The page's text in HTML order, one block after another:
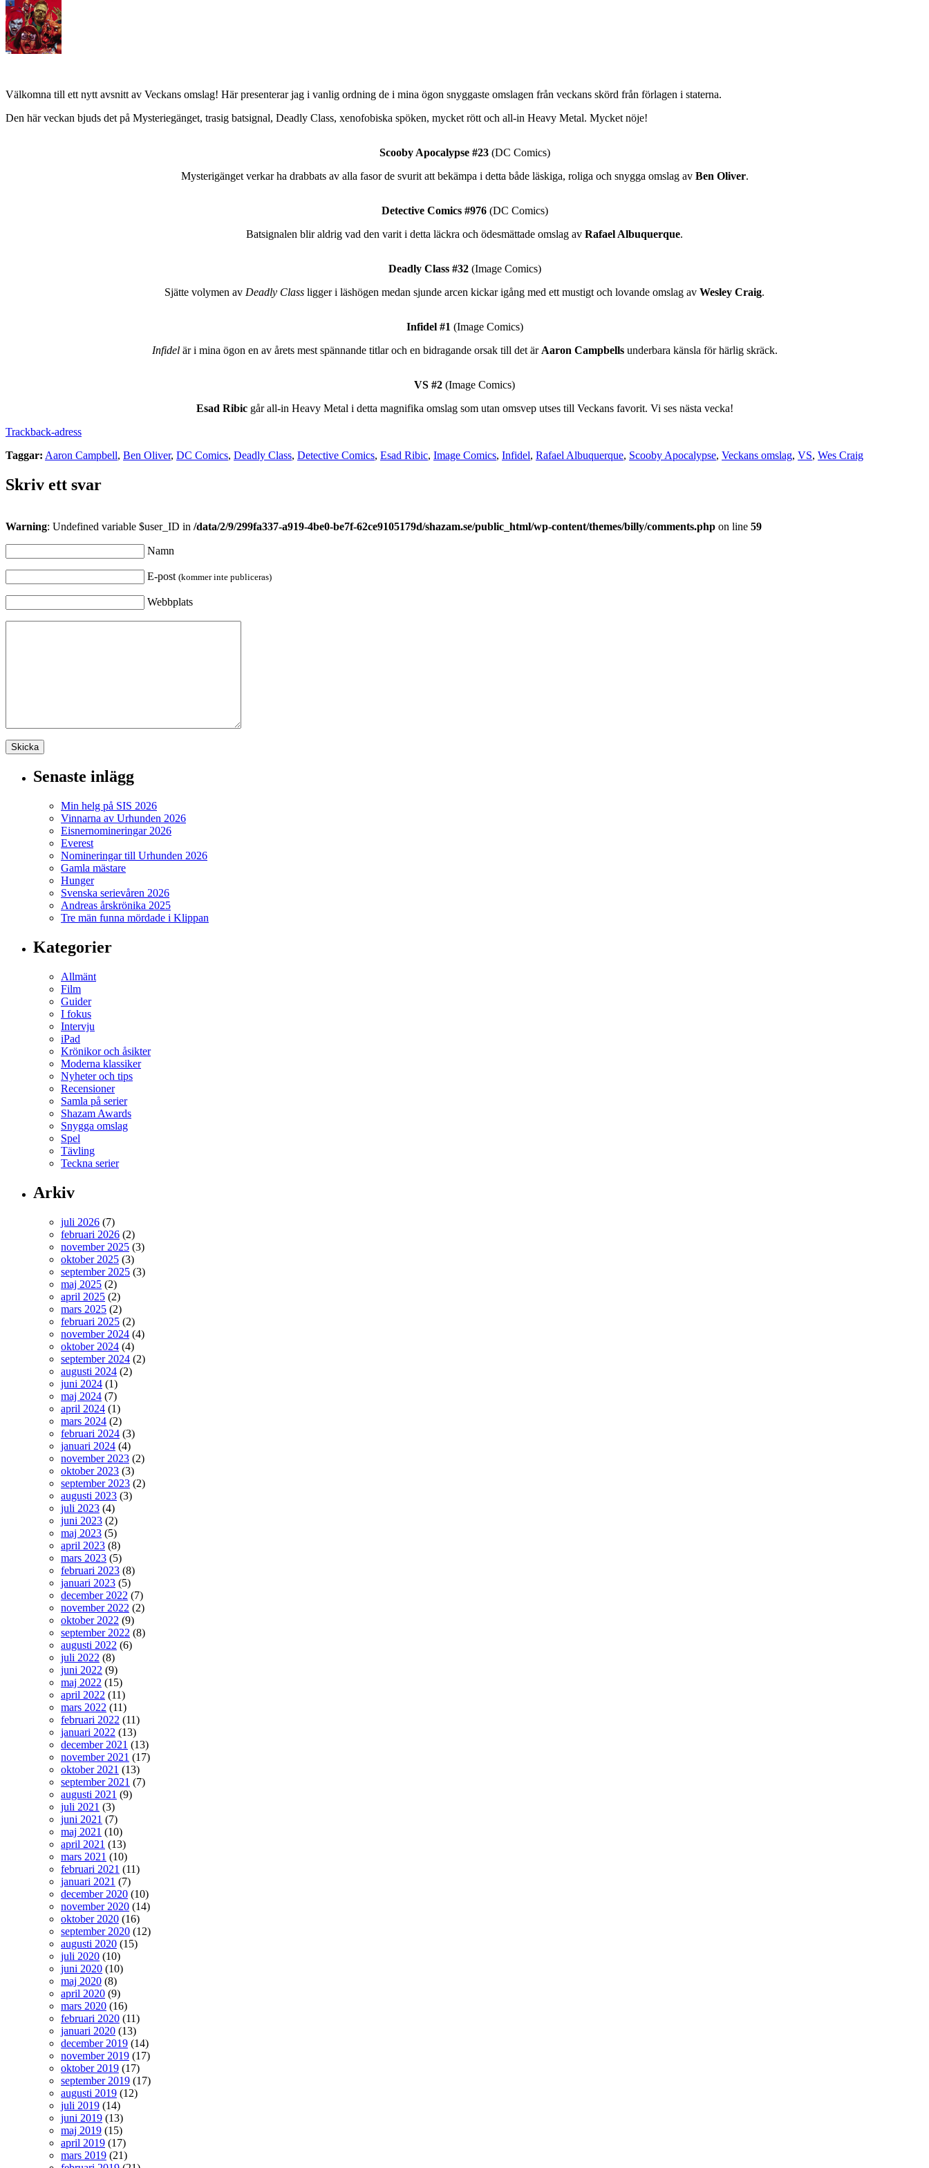
Välkomna till ett nytt avsnitt av Veckans omslag! Här presenterar jag i vanlig ordning de i mina ögon snyggaste omslagen från veckans skörd från förlagen i staterna.
Den här veckan bjuds det på Mysteriegänget, trasig batsignal, Deadly Class, xenofobiska spöken, mycket rött och all-in Heavy Metal. Mycket nöje!
Scooby Apocalypse #23(DC Comics)
Mysterigänget verkar ha drabbats av alla fasor de svurit att bekämpa i detta både läskiga, roliga och snygga omslag av Ben Oliver.
Detective Comics #976(DC Comics)
Batsignalen blir aldrig vad den varit i detta läckra och ödesmättade omslag av Rafael Albuquerque.
Deadly Class #32(Image Comics)
Sjätte volymen av Deadly Class ligger i läshögen medan sjunde arcen kickar igång med ett mustigt och lovande omslag av Wesley Craig.
Infidel #1 (Image Comics)
Infidelär i mina ögon en av årets mest spännande titlar och en bidragande orsak till det är Aaron Campbellsunderbara känsla för härlig skräck.
VS #2 (Image Comics)
Esad Ribicgår all-in Heavy Metal i detta magnifika omslag som utan omsvep utses till Veckans favorit. Vi ses nästa vecka!
Trackback-adress
Taggar: Aaron Campbell, Ben Oliver, DC Comics, Deadly Class, Detective Comics, Esad Ribic, Image Comics, Infidel, Rafael Albuquerque, Scooby Apocalypse, Veckans omslag, VS, Wes Craig
Skriv ett svar
Warning: Undefined variable $user_ID in /data/2/9/299fa337-a919-4be0-be7f-62ce9105179d/shazam.se/public_html/wp-content/themes/billy/comments.php on line 59
Namn
E-post (kommer inte publiceras)
Webbplats
Senaste inlägg
Min helg på SIS 2026
Vinnarna av Urhunden 2026
Eisnernomineringar 2026
Everest
Nomineringar till Urhunden 2026
Gamla mästare
Hunger
Svenska serievåren 2026
Andreas årskrönika 2025
Tre män funna mördade i Klippan
Kategorier
Allmänt
Film
Guider
I fokus
Intervju
iPad
Krönikor och åsikter
Moderna klassiker
Nyheter och tips
Recensioner
Samla på serier
Shazam Awards
Snygga omslag
Spel
Tävling
Teckna serier
Arkiv
juli 2026 (7)
februari 2026 (2)
november 2025 (3)
oktober 2025 (3)
september 2025 (3)
maj 2025 (2)
april 2025 (2)
mars 2025 (2)
februari 2025 (2)
november 2024 (4)
oktober 2024 (4)
september 2024 (2)
augusti 2024 (2)
juni 2024 (1)
maj 2024 (7)
april 2024 (1)
mars 2024 (2)
februari 2024 (3)
januari 2024 (4)
november 2023 (2)
oktober 2023 (3)
september 2023 (2)
augusti 2023 (3)
juli 2023 (4)
juni 2023 (2)
maj 2023 (5)
april 2023 (8)
mars 2023 (5)
februari 2023 (8)
januari 2023 (5)
december 2022 (7)
november 2022 (2)
oktober 2022 (9)
september 2022 (8)
augusti 2022 (6)
juli 2022 (8)
juni 2022 (9)
maj 2022 (15)
april 2022 (11)
mars 2022 (11)
februari 2022 (11)
januari 2022 (13)
december 2021 (13)
november 2021 (17)
oktober 2021 (13)
september 2021 (7)
augusti 2021 (9)
juli 2021 (3)
juni 2021 (7)
maj 2021 (10)
april 2021 (13)
mars 2021 (10)
februari 2021 (11)
januari 2021 (7)
december 2020 (10)
november 2020 (14)
oktober 2020 (16)
september 2020 (12)
augusti 2020 (15)
juli 2020 (10)
juni 2020 (10)
maj 2020 (8)
april 2020 (9)
mars 2020 (16)
februari 2020 (11)
januari 2020 (13)
december 2019 (14)
november 2019 (17)
oktober 2019 (17)
september 2019 (17)
augusti 2019 (12)
juli 2019 (14)
juni 2019 (13)
maj 2019 (15)
april 2019 (17)
mars 2019 (21)